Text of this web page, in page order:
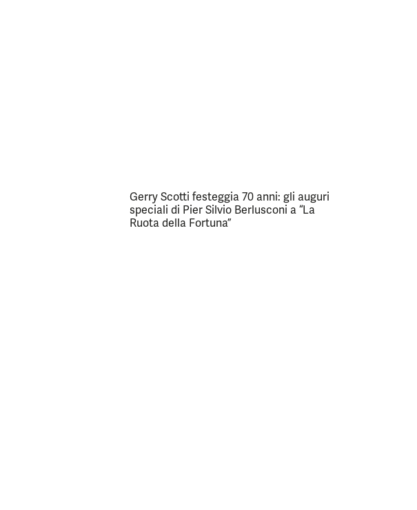
Gerry Scotti festeggia 70 anni: gli auguri
speciali di Pier Silvio Berlusconi a “La
Ruota della Fortuna”